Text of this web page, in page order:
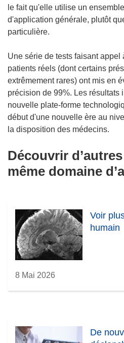
le fait qu'elle utilise un
d'application générale, plutôt
particulière.
Une série de tests faisant
patients réels (dont certains
extrêmement rares) ont mis en
précision de 99%. Les résultats
nouvelle plate-forme
début d'une nouvelle ère au
la disposition des médecins.
Découvrir
même domaine
Voir
humain
8 Mai 2026
De